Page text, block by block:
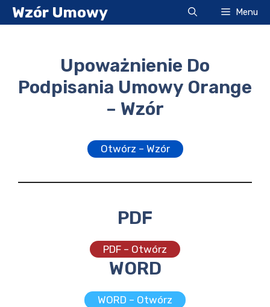
Przejdź
do
Wzór Umowy Menu
Upoważnienie Do
Podpisania Umowy Orange
– Wzór
Otwórz – Wzór
PDF
PDF – Otwórz
WORD
WORD – Otwórz